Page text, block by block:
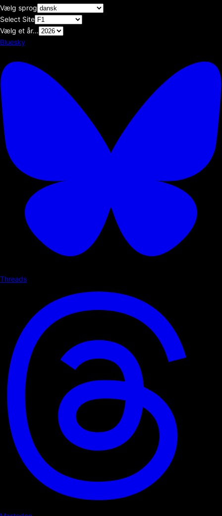
Vælg sprog
Select Site
Vælg et år...
Bluesky
Threads